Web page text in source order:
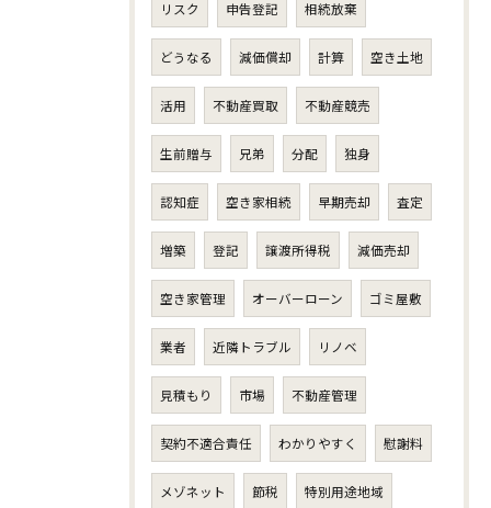
リスク 申告登記 相続放棄
どうなる 減価償却 計算 空き土地
活用 不動産買取 不動産競売
生前贈与 兄弟 分配 独身
認知症 空き家相続 早期売却 査定
増築 登記 譲渡所得税 減価売却
空き家管理 オーバーローン ゴミ屋敷
業者 近隣トラブル リノベ
見積もり 市場 不動産管理
契約不適合責任 わかりやすく 慰謝料
メゾネット 節税 特別用途地域